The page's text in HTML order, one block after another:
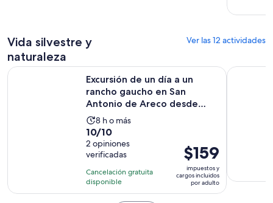
Vida silvestre y
naturaleza
Ver las 12 actividades
Excursión de un día a un
rancho gaucho en San
Antonio de Areco desde
Buenos...
La
actividad
dura
8
horas
8 h o más
10.0
de
10
con
2
opiniones
10/10
2 opiniones
verificadas
Cancelación gratuita
disponible
El
precio
es
de
$159
impuestos y
cargos incluidos
por adulto
Excursión de un día a un rancho gaucho en San Antonio de
Día de